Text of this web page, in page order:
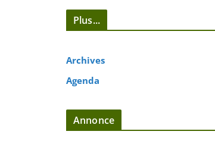
Plus...
Archives
Agenda
Annonce